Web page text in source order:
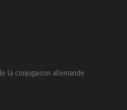
la conjugaison allemande